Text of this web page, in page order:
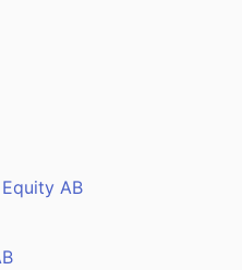
AB